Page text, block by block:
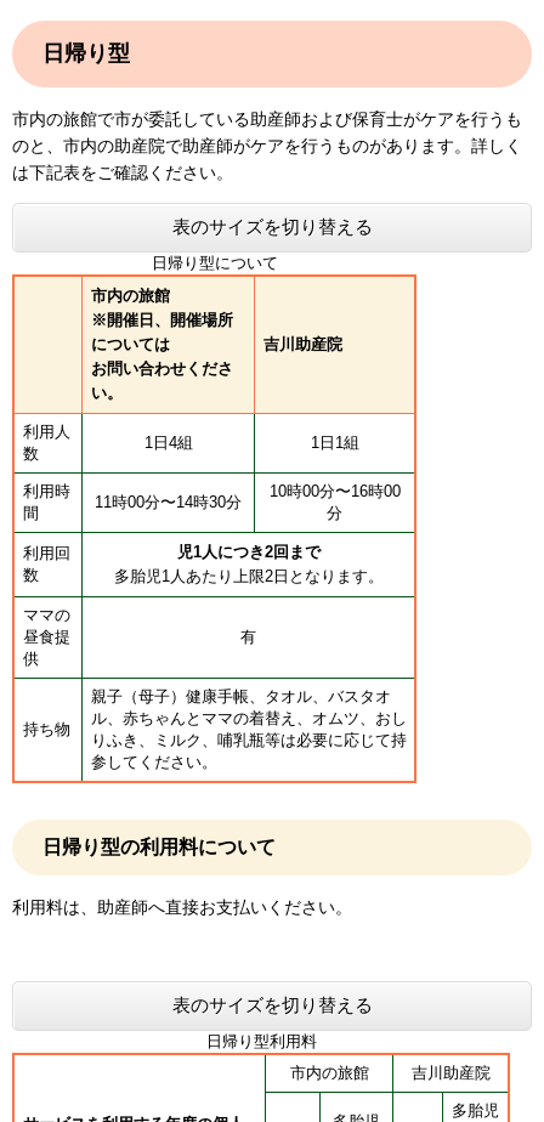
日帰り型
市内の旅館で市が委託している助産師および保育士がケアを行うも
のと、市内の助産院で助産師がケアを行うものがあります。詳しく
は下記表をご確認ください。
表のサイズを切り替える
日帰り型について
市内の旅館
※開催日、開催場所
については
お問い合わせくださ
い。
吉川助産院
利用人
数
1日4組 1日1組
利用時
間
11時00分〜14時30分
10時00分〜16時00
分
利用回
数
児1人につき2回まで
多胎児1人あたり上限2日となります。
ママの
昼食提
供
有
持ち物
親子（母子）健康手帳、タオル、バスタオ
ル、赤ちゃんとママの着替え、オムツ、おし
りふき、ミルク、哺乳瓶等は必要に応じて持
参してください。
日帰り型の利用料について
利用料は、助産師へ直接お支払いください。
表のサイズを切り替える
日帰り型利用料
市内の旅館 吉川助産院
多胎児